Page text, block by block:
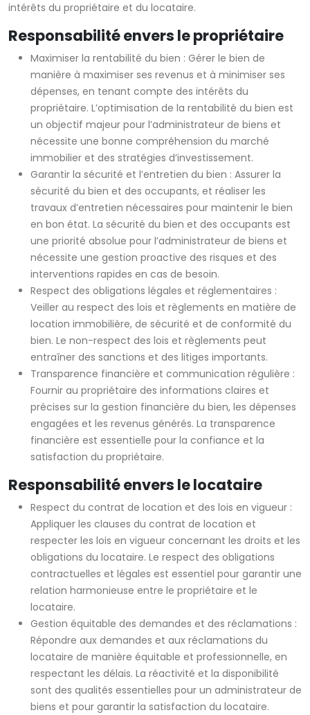
intérêts du propriétaire et du locataire.
Responsabilité envers le propriétaire
Maximiser la rentabilité du bien : Gérer le bien de
manière à maximiser ses revenus et à minimiser ses
dépenses, en tenant compte des intérêts du
propriétaire. L’optimisation de la rentabilité du bien est
un objectif majeur pour l’administrateur de biens et
nécessite une bonne compréhension du marché
immobilier et des stratégies d’investissement.
Garantir la sécurité et l’entretien du bien : Assurer la
sécurité du bien et des occupants, et réaliser les
travaux d’entretien nécessaires pour maintenir le bien
en bon état. La sécurité du bien et des occupants est
une priorité absolue pour l’administrateur de biens et
nécessite une gestion proactive des risques et des
interventions rapides en cas de besoin.
Respect des obligations légales et réglementaires :
Veiller au respect des lois et règlements en matière de
location immobilière, de sécurité et de conformité du
bien. Le non-respect des lois et règlements peut
entraîner des sanctions et des litiges importants.
Transparence financière et communication régulière :
Fournir au propriétaire des informations claires et
précises sur la gestion financière du bien, les dépenses
engagées et les revenus générés. La transparence
financière est essentielle pour la confiance et la
satisfaction du propriétaire.
Responsabilité envers le locataire
Respect du contrat de location et des lois en vigueur :
Appliquer les clauses du contrat de location et
respecter les lois en vigueur concernant les droits et les
obligations du locataire. Le respect des obligations
contractuelles et légales est essentiel pour garantir une
relation harmonieuse entre le propriétaire et le
locataire.
Gestion équitable des demandes et des réclamations :
Répondre aux demandes et aux réclamations du
locataire de manière équitable et professionnelle, en
respectant les délais. La réactivité et la disponibilité
sont des qualités essentielles pour un administrateur de
biens et pour garantir la satisfaction du locataire.